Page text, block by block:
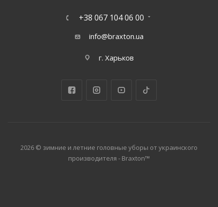
+38 067 104 06 00
info@braxton.ua
г. Харьков
2026 © зимние и летние головные уборы от украинского
производителя - Braxton™